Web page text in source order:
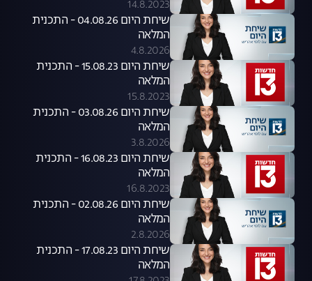
14.8.2023
שיחת היום 04.08.26 - התכנית
המלאה
4.8.2026
שיחת היום 15.08.23 - התכנית
המלאה
15.8.2023
שיחת היום 03.08.26 - התכנית
המלאה
3.8.2026
שיחת היום 16.08.23 - התכנית
המלאה
16.8.2023
שיחת היום 02.08.26 - התכנית
המלאה
2.8.2026
שיחת היום 17.08.23 - התכנית
המלאה